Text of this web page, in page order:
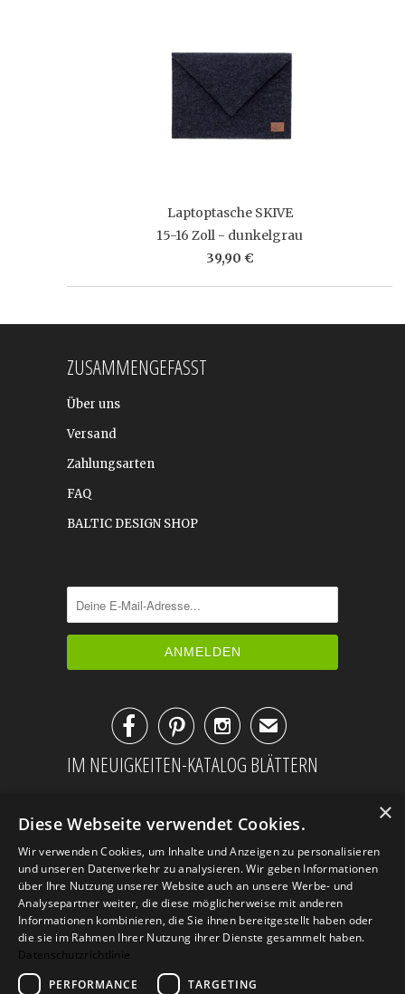
Laptoptasche SKIVE
15-16 Zoll - dunkelgrau
39,90 €
ZUSAMMENGEFASST
Über uns
Versand
Zahlungsarten
FAQ
BALTIC DESIGN SHOP
✉
IM NEUIGKEITEN-KATALOG BLÄTTERN
AGB Datenschutz Impressum
×
Diese Webseite verwendet Cookies.
Wir verwenden Cookies, um Inhalte und Anzeigen zu personalisieren
und unseren Datenverkehr zu analysieren. Wir geben Informationen
über Ihre Nutzung unserer Website auch an unsere Werbe- und
Analysepartner weiter, die diese möglicherweise mit anderen
Informationen kombinieren, die Sie ihnen bereitgestellt haben oder
die sie im Rahmen Ihrer Nutzung ihrer Dienste gesammelt haben.
Datenschutzrichtlinie
PERFORMANCE
TARGETING